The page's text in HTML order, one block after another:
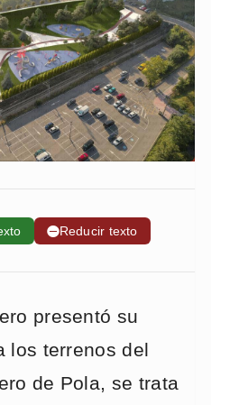
➖Reducir texto
presentó su
los terrenos del
de Pola, se trata